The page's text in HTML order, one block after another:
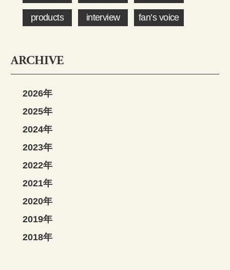
products interview fan’s voice
ARCHIVE
2026年
2025年
2024年
2023年
2022年
2021年
2020年
2019年
2018年